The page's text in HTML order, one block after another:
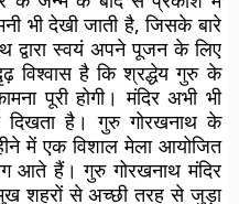
भी देखी जाती है, जिसके बारे
द्वारा स्वयं अपने पूजन के लिए
विश्वास है कि श्रद्धेय गुरु के
पूरी होगी। मंदिर अभी भी
दिखता है। गुरु गोरखनाथ के
में एक विशाल मेला आयोजित
आते हैं। गुरु गोरखनाथ मंदिर
शहरों से अच्छी तरह से जुड़ा